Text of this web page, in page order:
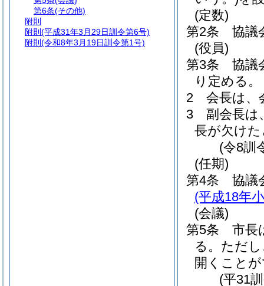
(定数)
第2条
協議
(役員)
第3条
協議
り定める。
2
会長は、
3
副会長は
長が欠け
(令8訓
(任期)
第4条
協議
(平成18年
(会議)
第5条
市長
る。 ただ
開くこと
(平31
第6条(その他)
附則
附則 (平成31年3月29日訓令第6号)
附則 (令和8年3月19日訓令第1号)